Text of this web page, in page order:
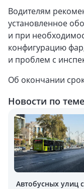
Водителям
установленное
и при
конфигурацию
и проблем с
Об окончании
Новости по теме
Автобусных улиц